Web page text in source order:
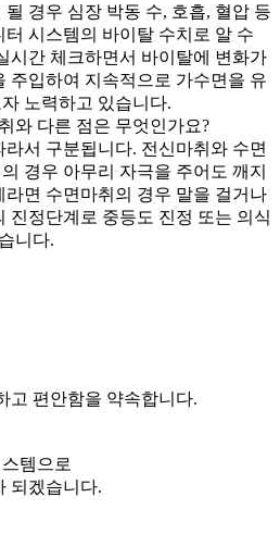
경우 심장 박동 수, 호흡, 혈압 등
시스템의 바이탈 수치로 알 수
시간 체크하면서 바이탈에 변화가
주입하여 지속적으로 가수면을 유
노력하고 있습니다.
와 다른 점은 무엇인가요?
서 구분됩니다. 전신마취와 수면
경우 아무리 자극을 주어도 깨지
면 수면마취의 경우 말을 걸거나
진정단계로 중등도 진정 또는 의식
니다.
고 편안함을 약속합니다.
템으로
되겠습니다.